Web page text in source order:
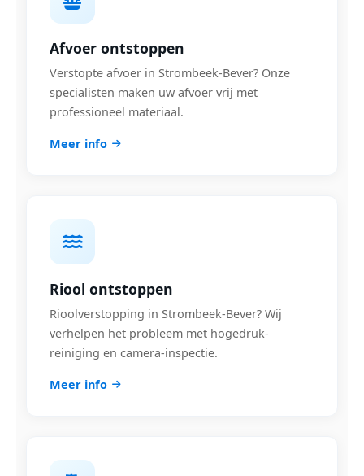
Afvoer ontstoppen
Verstopte afvoer in Strombeek-Bever? Onze
specialisten maken uw afvoer vrij met
professioneel materiaal.
Meer info
Riool ontstoppen
Rioolverstopping in Strombeek-Bever? Wij
verhelpen het probleem met hogedruk-
reiniging en camera-inspectie.
Meer info